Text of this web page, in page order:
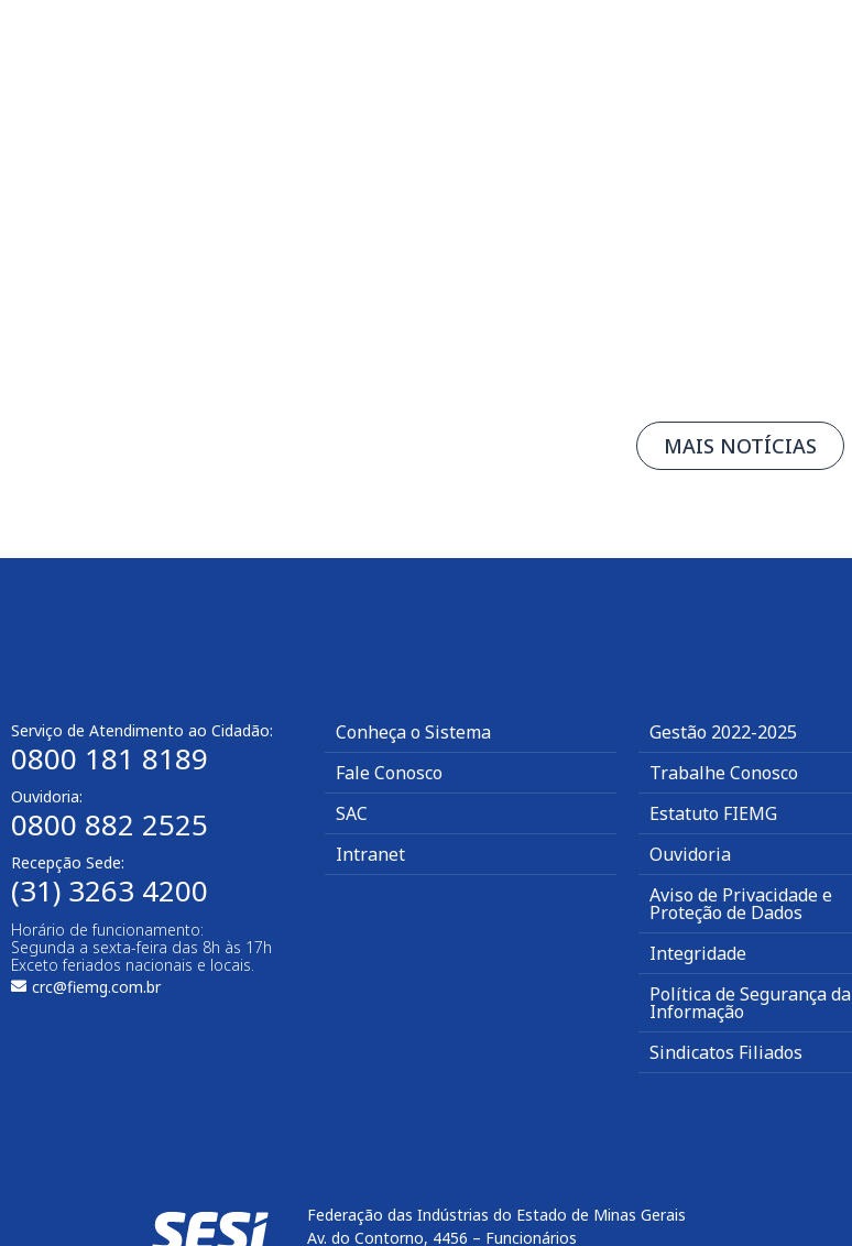
MAIS NOTÍCIAS
Serviço de Atendimento ao Cidadão:
0800 181 8189
Ouvidoria:
0800 882 2525
Recepção Sede:
(31) 3263 4200
Horário de funcionamento:
Segunda a sexta-feira das 8h às 17h
Exceto feriados nacionais e locais.
crc@fiemg.com.br
Conheça o Sistema
Fale Conosco
SAC
Intranet
Gestão 2022-2025
Trabalhe Conosco
Estatuto FIEMG
Ouvidoria
Aviso de Privacidade e
Proteção de Dados
Integridade
Política de Segurança da
Informação
Sindicatos Filiados
Federação das Indústrias do Estado de Minas Gerais
Av. do Contorno, 4456 – Funcionários